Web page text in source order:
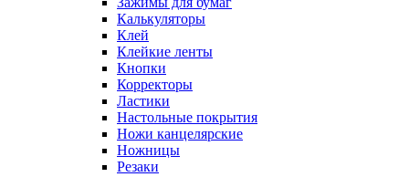
Калькуляторы
Клей
Клейкие ленты
Кнопки
Корректоры
Ластики
Настольные покрытия
Ножи канцелярские
Ножницы
Резаки